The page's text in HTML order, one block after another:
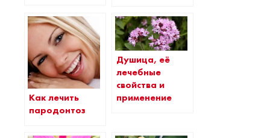
Как лечить
пародонтоз
Душица, её
лечебные
свойства и
применение